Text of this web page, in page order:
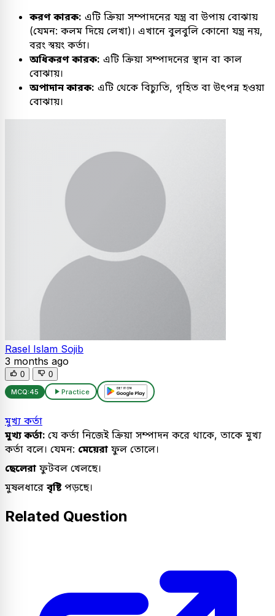
করণ কারক: এটি ক্রিয়া সম্পাদনের যন্ত্র বা উপায় বোঝায়
(যেমন: কলম দিয়ে লেখা)। এখানে বুলবুলি কোনো যন্ত্র নয়,
বরং স্বয়ং কর্তা।
অধিকরণ কারক: এটি ক্রিয়া সম্পাদনের স্থান বা কাল
বোঝায়।
অপাদান কারক: এটি থেকে বিচ্যুতি, গৃহিত বা উৎপন্ন হওয়া
বোঝায়।
Rasel Islam Sojib
3 months ago
0 0
MCQ:45 Practice
মুখ্য কর্তা
মুখ্য কর্তা: যে কর্তা নিজেই ক্রিয়া সম্পাদন করে থাকে, তাকে মুখ্য
কর্তা বলে। যেমন: মেয়েরা ফুল তোলে।
ছেলেরা ফুটবল খেলছে।
মুষলধারে বৃষ্টিপড়ছে।
Related Question